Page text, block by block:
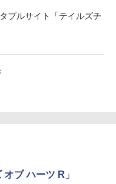
ブルサイト「テイルズチ
ブ ハーツ R」